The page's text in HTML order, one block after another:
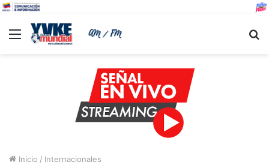
Menu
Inicio / Internacionales